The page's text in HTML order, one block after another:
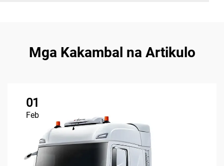
Mga Kakambal na Artikulo
01
Feb